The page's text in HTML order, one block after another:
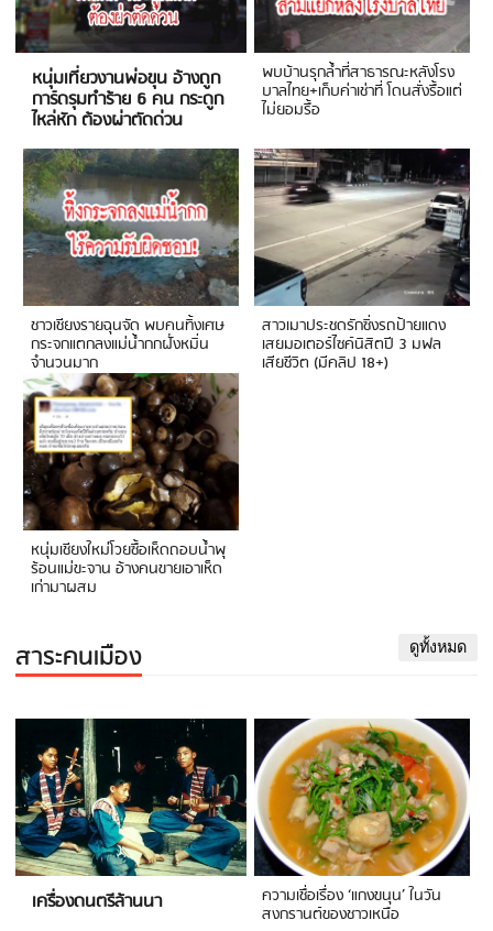
หนุ่มเที่ยวงานพ่อขุน อ้างถูก
การ์ดรุมทำร้าย 6 คน กระดูก
ไหล่หัก ต้องผ่าตัดด่วน
พบบ้านรุกล้ำที่สาธารณะหลังโรง
บาลไทย+เก็บค่าเช่าที่ โดนสั่งรื้อแต่
ไม่ยอมรื้อ
ชาวเชียงรายฉุนจัด พบคนทิ้งเศษ
กระจกแตกลงแม่น้ำกกฝั่งหมิ่น
จำนวนมาก
สาวเมาประชดรักซิ่งรถป้ายแดง
เสยมอเตอร์ไซค์นิสิตปี 3 มฟล
เสียชีวิต (มีคลิป 18+)
หนุ่มเชียงใหม่โวยซื้อเห็ดถอบน้ำพุ
ร้อนแม่ขะจาน อ้างคนขายเอาเห็ด
เก่ามาผสม
สาระคนเมือง ดูทั้งหมด
เครื่องดนตรีล้านนา ความเชื่อเรื่อง ‘แกงขนุน’ ในวัน
สงกรานต์ของชาวเหนือ